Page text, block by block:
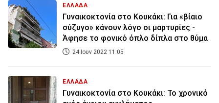
ΕΛΛΑΔΑ
Γυναικοκτονία στο Κουκάκι: Για «βίαιο
σύζυγο» κάνουν λόγο οι μαρτυρίες -
Άφησε το φονικό όπλο δίπλα στο θύμα
24 Ιουν 2022 11:05
ΕΛΛΑΔΑ
Γυναικοκτονία στο Κουκάκι: Το χρονικό